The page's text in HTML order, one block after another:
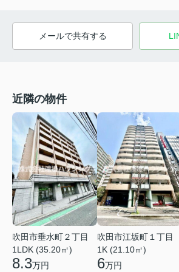
メールで共有する
近隣の物件
吹田市垂水町２丁目
1LDK (35.20㎡)
8.3万円
吹田市江坂町１丁目
1K (21.10㎡)
6万円